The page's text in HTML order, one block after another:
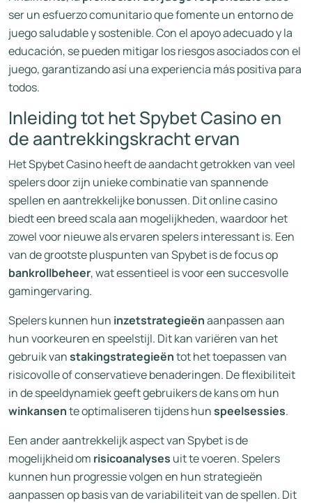
ser un esfuerzo comunitario que fomente un entorno de
juego saludable y sostenible. Con el apoyo adecuado y la
educación, se pueden mitigar los riesgos asociados con el
juego, garantizando así una experiencia más positiva para
todos.
Inleiding tot het Spybet Casino en
de aantrekkingskracht ervan
Het Spybet Casino heeft de aandacht getrokken van veel
spelers door zijn unieke combinatie van spannende
spellen en aantrekkelijke bonussen. Dit online casino
biedt een breed scala aan mogelijkheden, waardoor het
zowel voor nieuwe als ervaren spelers interessant is. Een
van de grootste pluspunten van Spybet is de focus op
bankrollbeheer, wat essentieel is voor een succesvolle
gamingervaring.
Spelers kunnen hun inzetstrategieënaanpassen aan
hun voorkeuren en speelstijl. Dit kan variëren van het
gebruik vanstakingstrategieëntot het toepassen van
risicovolle of conservatieve benaderingen. De flexibiliteit
in de speeldynamiek geeft gebruikers de kans om hun
winkansente optimaliseren tijdens hunspeelsessies.
Een ander aantrekkelijk aspect van Spybet is de
mogelijkheid om risicoanalyses uit te voeren. Spelers
kunnen hun progressie volgen en hun strategieën
aanpassen op basis van de variabiliteit van de spellen. Dit